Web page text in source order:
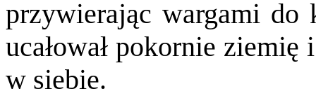
przywierając wargami do
ucałował pokornie
w siebie.